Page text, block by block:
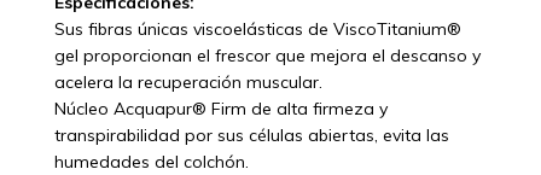
Sus fibras únicas viscoelásticas de ViscoTitanium®
gel proporcionan el frescor que mejora el descanso y
acelera la recuperación muscular.
Núcleo Acquapur® Firm de alta firmeza y
transpirabilidad por sus células abiertas, evita las
humedades del colchón.